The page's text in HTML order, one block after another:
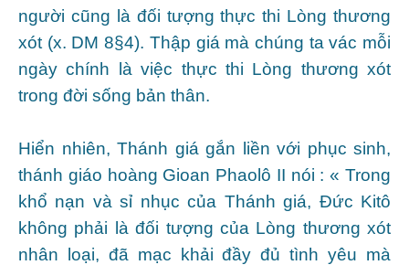
người cũng là đối tượng thực thi Lòng thương
xót (x. DM 8§4). Thập giá mà chúng ta vác mỗi
ngày chính là việc thực thi Lòng thương xót
trong đời sống bản thân.
Hiển nhiên, Thánh giá gắn liền với phục sinh,
thánh giáo hoàng Gioan Phaolô II nói : « Trong
khổ nạn và sỉ nhục của Thánh giá, Đức Kitô
không phải là đối tượng của Lòng thương xót
nhân loại, đã mạc khải đầy đủ tình yêu mà